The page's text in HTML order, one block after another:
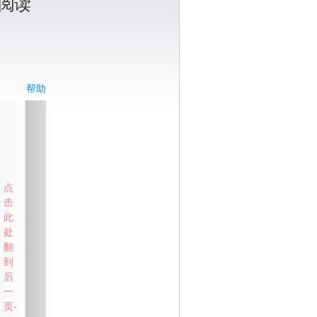
读
帮助
点
击
此
处
翻
到
后
一
页-